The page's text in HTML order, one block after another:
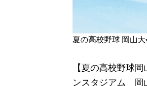
夏の高校野球 岡山
【夏の高校野
ンスタジアム 岡